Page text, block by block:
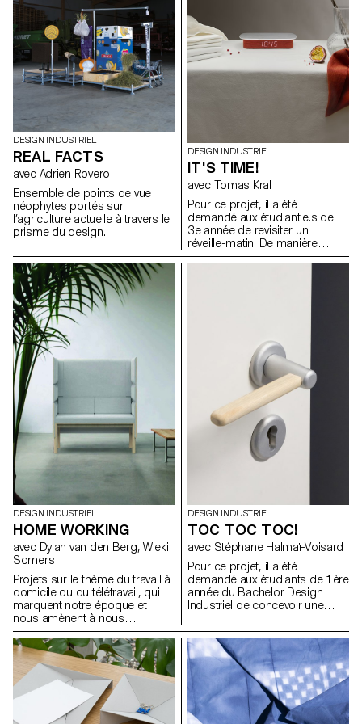
mesurons le familier (longueur,
poids, volume) et l'inhabituel
(son, rayonnement, tension),
nous avons des systèmes de
mesure pour la vie quotidienne
et pour les experts. Pour cet
atelier, les étudiants du
développé des appareils de
mesure alternatifs.
étudiant·e·s de 2e année en
Bachelor Design Industriel,
sous la direction de Stéphane
Halmaï-Voisard, responsable
du programme, et du designer
Elric Petit, présentent une série
DESIGN INDUSTRIEL
REAL FACTS
avec Adrien Rovero
Ensemble de points de vue
néophytes portés sur
l’agriculture actuelle à travers le
prisme du design.
DESIGN INDUSTRIEL
IT'S TIME!
avec Tomas Kral
Pour ce projet, il a été
demandé aux étudiant.e.s de
3e année de revisiter un
réveille-matin. De manière
créative, mais avec simplicité,
réveils affichent l’heure et
sur la table de chevet d’un
enfant ou transportés dans une
valise lors d’un voyage, ces
objets un peu oubliés du
quotidien ont été explorés et
mis à jour par les étudiant.e.s,
qui ont considéré les diverses
possibilités de scénarios et de
DESIGN INDUSTRIEL
HOME WORKING
avec Dylan van den Berg, Wieki
Somers
Projets sur le thème du travail à
domicile ou du télétravail, qui
marquent notre époque et
nous amènent à nous
interroger à la fois sur ce qu'est
le travail, et sur la manière et le
lieu où nous travaillons. La
récente expérience de travail à
distance nous a donné de
nombreuses idées nouvelles.
Cette expérience pourrait
DESIGN INDUSTRIEL
TOC TOC TOC!
avec Stéphane Halmaï-Voisard
Pour ce projet, il a été
demandé aux étudiants de 1ère
année du Bachelor Design
Industriel de concevoir une
porte. Ils ont dû se concentrer
principalement sur la pièce sur
laquelle la main se pose pour
fermer, ouvrir, tirer à soi ou
pousser une porte. La
typologie de leur poignée était
libre, pour autant qu’elle soit